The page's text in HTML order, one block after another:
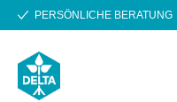
Zum Hauptinhalt springen
PERSÖNLICHE BERATUNG